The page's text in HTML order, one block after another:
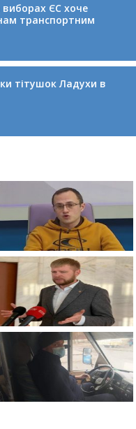
ЄС хоче
транспортним
тітушок Ладухи в